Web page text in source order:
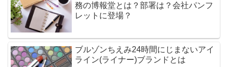
務の博報堂とは？部署は？会社パンフ
レットに登場？
ブルゾンちえみ24時間にじまないアイ
ライン(ライナー)ブランドとは